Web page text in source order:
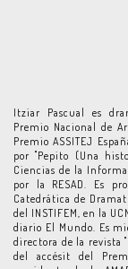
Itziar Pascual es
Premio Nacional de
Premio ASSITEJ
por "Pepito (Una
Ciencias de la
por la RESAD. Es
Catedrática de
del INSTIFEM, en la
diario El Mundo. Es
directora de la revista
del accésit del